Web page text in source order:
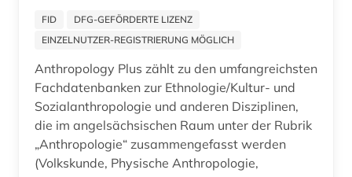
hochschulschrift (2)
höhlentempel (1)
iberische halbinsel (1)
indien (1)
FID
DFG-GEFÖRDERTE LIZENZ
EINZELNUTZER-REGISTRIERUNG MÖGLICH
Anthropology Plus zählt zu den umfangreichsten
Fachdatenbanken zur Ethnologie/Kultur- und
Sozialanthropologie und anderen Disziplinen,
die im angelsächsischen Raum unter der Rubrik
„Anthropologie“ zusammengefasst werden
(Volkskunde, Physische Anthropologie,